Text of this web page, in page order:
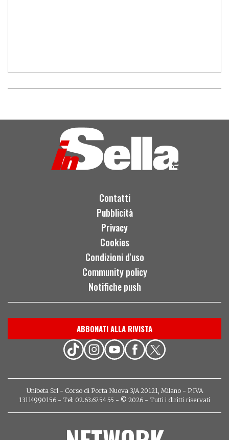
Contatti
Pubblicità
Privacy
Cookies
Condizioni d'uso
Community policy
Notifiche push
ABBONATI ALLA RIVISTA
Unibeta Srl - Corso di Porta Nuova 3/A 20121, Milano - P.IVA
13114990156 - Tel: 02.63.67.54.55 - © 2026 - Tutti i diritti riservati